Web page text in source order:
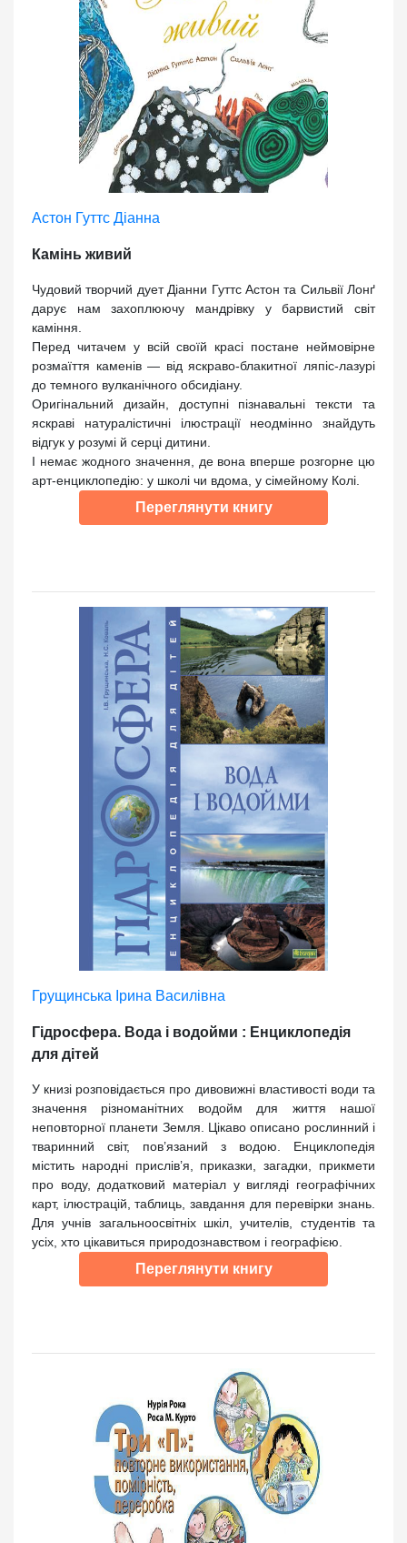
Астон Гуттс Діанна
Камінь живий
Чудовий творчий дует Діанни Гуттс Астон та Сильвії Лонґ
дарує нам захоплюючу мандрівку у барвистий світ
каміння.
Перед читачем у всій своїй красі постане неймовірне
розмаїття каменів — від яскраво-блакитної ляпіс-лазурі
до темного вулканічного обсидіану.
Оригінальний дизайн, доступні пізнавальні тексти та
яскраві натуралістичні ілюстрації неодмінно знайдуть
відгук у розумі й серці дитини.
І немає жодного значення, де вона вперше розгорне цю
арт-енциклопедію: у школі чи вдома, у сімейному Колі.
Переглянути книгу
Грущинська Ірина Василівна
Гідросфера. Вода і водойми : Енциклопедія
для дітей
У книзі розповідається про дивовижні властивості води та
значення різноманітних водойм для життя нашої
неповторної планети Земля. Цікаво описано рослинний і
тваринний світ, пов’язаний з водою. Енциклопедія
містить народні прислів’я, приказки, загадки, прикмети
про воду, додатковий матеріал у вигляді географічних
карт, ілюстрацій, таблиць, завдання для перевірки знань.
Для учнів загальноосвітніх шкіл, учителів, студентів та
усіх, хто цікавиться природознавством і географією.
Переглянути книгу